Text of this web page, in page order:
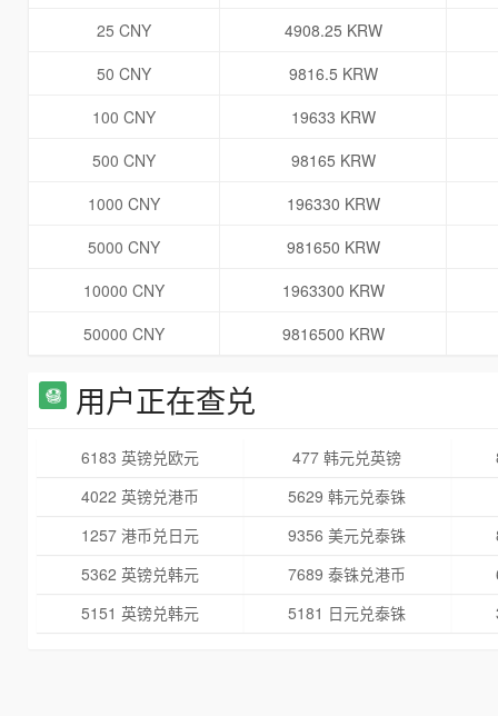
25 CNY
4908.25 KRW
50 CNY
9816.5 KRW
100 CNY
19633 KRW
500 CNY
98165 KRW
1000 CNY
196330 KRW
5000 CNY
981650 KRW
10000 CNY
1963300 KRW
50000 CNY
9816500 KRW
用户正在查兑
6183 英镑兑欧元 477 韩元兑英镑
4022 英镑兑港币
5629 韩元兑泰铢
1257 港币兑日元
9356 美元兑泰铢
5362 英镑兑韩元
7689 泰铢兑港币
5151 英镑兑韩元
5181 日元兑泰铢